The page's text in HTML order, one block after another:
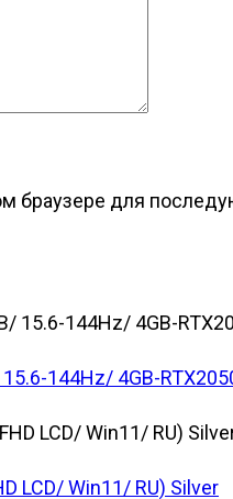
браузере для
144Hz/ 4GB-
LCD/ Win11/ RU) Silver